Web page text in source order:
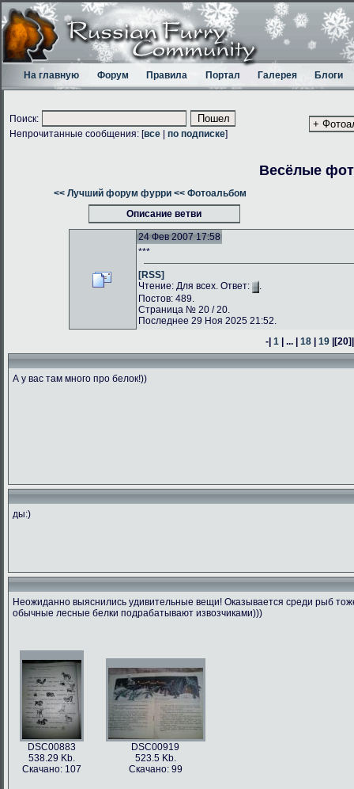
На главную Форум Правила Портал Галерея Блоги
Поиск:
Непрочитанные сообщения: [все по подписке]
Весёлые
<< Лучший форум фурри << Фотоальбом
Описание ветви
24 Фев 2007 17:58
***
[RSS]
Чтение: Для всех. Ответ:
.
Постов: 489.
Страница № 20 / 20.
Последнее 29 Ноя 2025 21:52.
-| 1 | ... | 18 | 19 |[20]
А у вас там много про белок!))
ды:)
Неожиданно выяснились удивительные вещи! Оказывается среди рыб
обычные лесные белки подрабатывают извозчиками)))
DSC00883
538.29 Kb.
Скачано: 107
DSC00919
523.5 Kb.
Скачано: 99